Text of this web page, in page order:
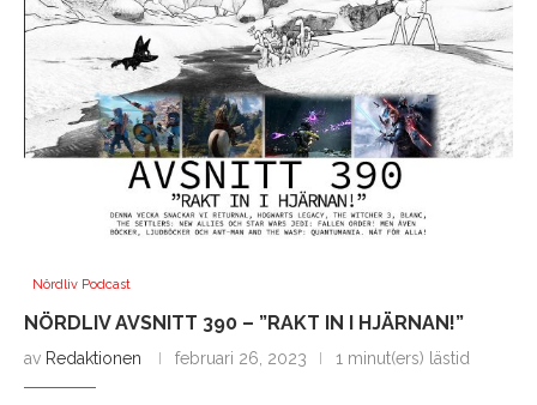
Nördliv Podcast
NÖRDLIV AVSNITT 390 – ”RAKT IN I HJÄRNAN!”
av Redaktionen februari 26, 2023 1 minut(ers) lästid